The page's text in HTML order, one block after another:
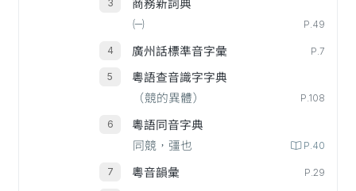
商務新詞典
㈠
P.49
廣州話標準音字彙 P.7
粵語查音識字字典
（競的異體）
P.108
粵語同音字典
同競，彊也
P.40
粵音韻彙 P.29